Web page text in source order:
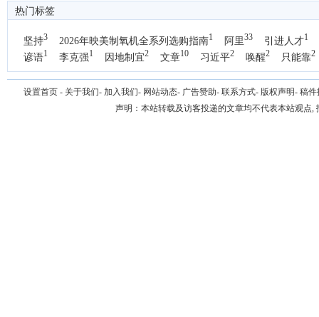
热门标签
坚持3 2026年映美制氧机全系列选购指南1 阿里33 引进人才1
谚语1 李克强1 因地制宜2 文章10 习近平2 唤醒2 只能靠2
国办1
设置首页 - 关于我们- 加入我们- 网站动态- 广告赞助- 联系方式- 版权声明- 稿件
声明：本站转载及访客投递的文章均不代表本站观点